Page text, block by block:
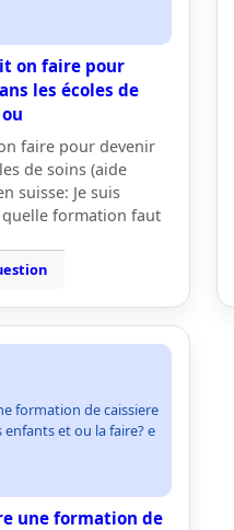
on faire pour
les écoles de
faire pour devenir
de soins (aide
suisse: Je suis
formation faut
formation de caissiere
et ou la faire? e
une formation de